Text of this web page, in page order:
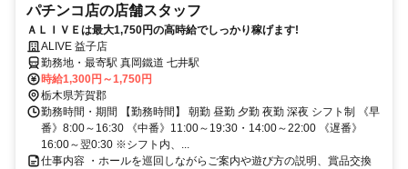
パチンコ店の店舗スタッフ
ＡＬＩＶＥは最大1,750円の高時給でしっかり稼げます!
ALIVE 益子店
勤務地・最寄駅 真岡鐵道 七井駅
時給1,300円～1,750円
栃木県芳賀郡
勤務時間・期間 【勤務時間】 朝勤 昼勤 夕勤 夜勤 深夜 シフト制 《早
番》8:00～16:30 《中番》11:00～19:30・14:00～22:00 《遅番》
16:00～翌0:30 ※シフト内、...
仕事内容 ・ホールを巡回しながらご案内や遊び方の説明、賞品交換